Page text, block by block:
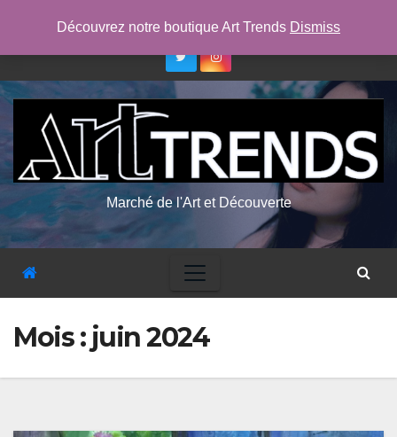
jeu. Août 6th, 2026 11:59:02 AM
Marché de l'Art et Découverte
Mois : juin 2024
Découvrez notre boutique Art Trends Dismiss